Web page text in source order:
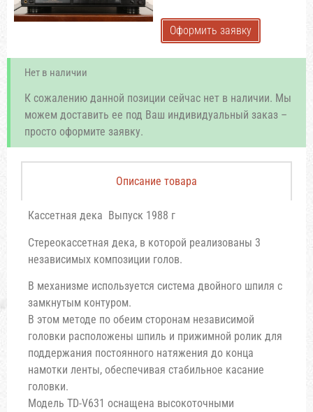
Оформить заявку
Нет в наличии
К сожалению данной позиции сейчас нет в наличии. Мы
можем доставить ее под Ваш индивидуальный заказ –
просто оформите заявку.
Описание товара
Кассетная дека Выпуск 1988 г
Стереокассетная дека, в которой реализованы 3
независимых композиции голов.
В механизме используется система двойного шпиля с
замкнутым контуром.
В этом методе по обеим сторонам независимой
головки расположены шпиль и прижимной ролик для
поддержания постоянного натяжения до конца
намотки ленты, обеспечивая стабильное касание
головки.
Модель TD-V631 оснащена высокоточными